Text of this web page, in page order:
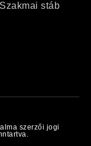
stáb
szerzői jogi